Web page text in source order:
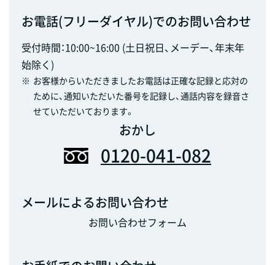
お電話(フリーダイヤル)でのお問い合わせ
受付時間：10:00~16:00 (土日祝日、メーデー、年末年
始除く)
※ お客様からいただきましたお電話は正確な記録と応対の
ために、通知いただいた番号を記録し、通話内容を録音さ
せていただいております。
おかし
0120-041-082
メールによるお問い合わせ
お問い合わせフォーム